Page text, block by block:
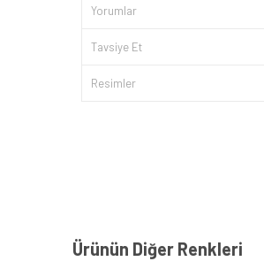
Yorumlar
Tavsiye Et
Resimler
Ürünün Diğer Renkleri